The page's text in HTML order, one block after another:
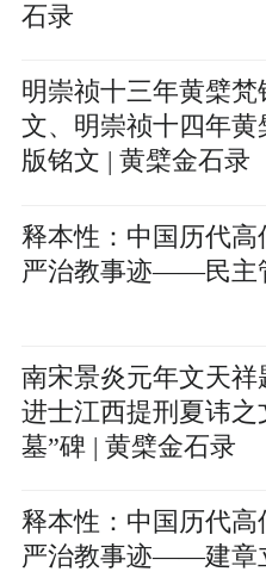
石录
明崇祯十三年黄檗梵
文、明崇祯十四年黄
版铭文 | 黄檗金石录
释本性：中国历代高
严治教事迹——民主
南宋景炎元年文天祥
进士江西提刑夏讳之
墓”碑 | 黄檗金石录
释本性：中国历代高
严治教事迹——建章